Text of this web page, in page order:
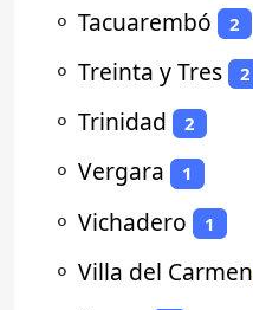
⚬ Tacuarembó 2
⚬ Treinta y Tres 2
⚬ Trinidad 2
⚬ Vergara 1
⚬ Vichadero 1
⚬ Villa del Carmen